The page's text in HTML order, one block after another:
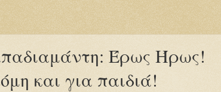
Έρως Ήρως!
και για παιδιά!